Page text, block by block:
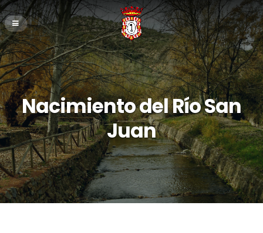
Nacimiento del Río San
Juan